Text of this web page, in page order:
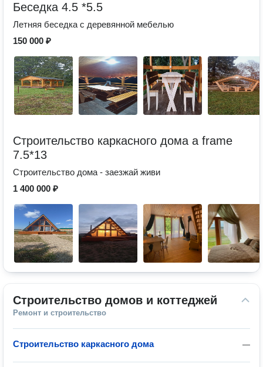
Беседка 4.5 *5.5
Летняя беседка с деревянной мебелью
150 000 ₽
Строительство каркасного дома a frame
7.5*13
Строительство дома - заезжай живи
1 400 000 ₽
Строительство домов и коттеджей
Ремонт и строительство
—
Строительство каркасного дома